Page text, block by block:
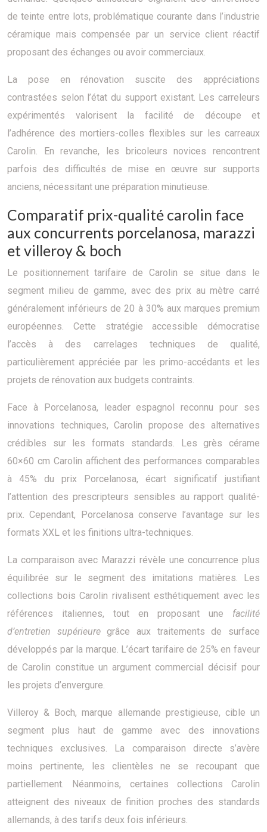
de teinte entre lots, problématique courante dans l’industrie
céramique mais compensée par un service client réactif
proposant des échanges ou avoir commerciaux.
La pose en rénovation suscite des appréciations
contrastées selon l’état du support existant. Les carreleurs
expérimentés valorisent la facilité de découpe et
l’adhérence des mortiers-colles flexibles sur les carreaux
Carolin. En revanche, les bricoleurs novices rencontrent
parfois des difficultés de mise en œuvre sur supports
anciens, nécessitant une préparation minutieuse.
Comparatif prix-qualité carolin face
aux concurrents porcelanosa, marazzi
et villeroy & boch
Le positionnement tarifaire de Carolin se situe dans le
segment milieu de gamme, avec des prix au mètre carré
généralement inférieurs de 20 à 30% aux marques premium
européennes. Cette stratégie accessible démocratise
l’accès à des carrelages techniques de qualité,
particulièrement appréciée par les primo-accédants et les
projets de rénovation aux budgets contraints.
Face à Porcelanosa, leader espagnol reconnu pour ses
innovations techniques, Carolin propose des alternatives
crédibles sur les formats standards. Les grès cérame
60×60 cm Carolin affichent des performances comparables
à 45% du prix Porcelanosa, écart significatif justifiant
l’attention des prescripteurs sensibles au rapport qualité-
prix. Cependant, Porcelanosa conserve l’avantage sur les
formats XXL et les finitions ultra-techniques.
La comparaison avec Marazzi révèle une concurrence plus
équilibrée sur le segment des imitations matières. Les
collections bois Carolin rivalisent esthétiquement avec les
références italiennes, tout en proposant une facilité
d’entretien supérieuregrâce aux traitements de surface
développés par la marque. L’écart tarifaire de 25% en faveur
de Carolin constitue un argument commercial décisif pour
les projets d’envergure.
Villeroy & Boch, marque allemande prestigieuse, cible un
segment plus haut de gamme avec des innovations
techniques exclusives. La comparaison directe s’avère
moins pertinente, les clientèles ne se recoupant que
partiellement. Néanmoins, certaines collections Carolin
atteignent des niveaux de finition proches des standards
allemands, à des tarifs deux fois inférieurs.